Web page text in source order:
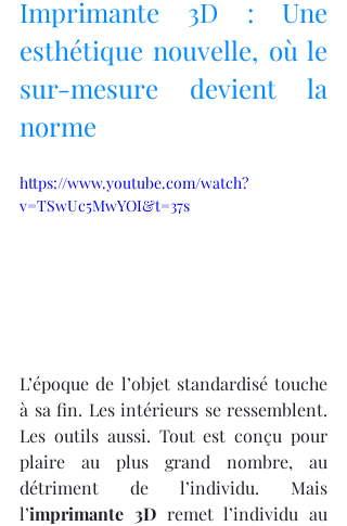
Imprimante 3D : Une
esthétique nouvelle, où le
sur-mesure devient la
norme
https://www.youtube.com/watch?
v=TSwUc5MwYOI&t=37s
L’époque de l’objet standardisé touche
à sa fin. Les intérieurs se ressemblent.
Les outils aussi. Tout est conçu pour
plaire au plus grand nombre, au
détriment de l’individu. Mais
l’imprimante 3D remet l’individu au